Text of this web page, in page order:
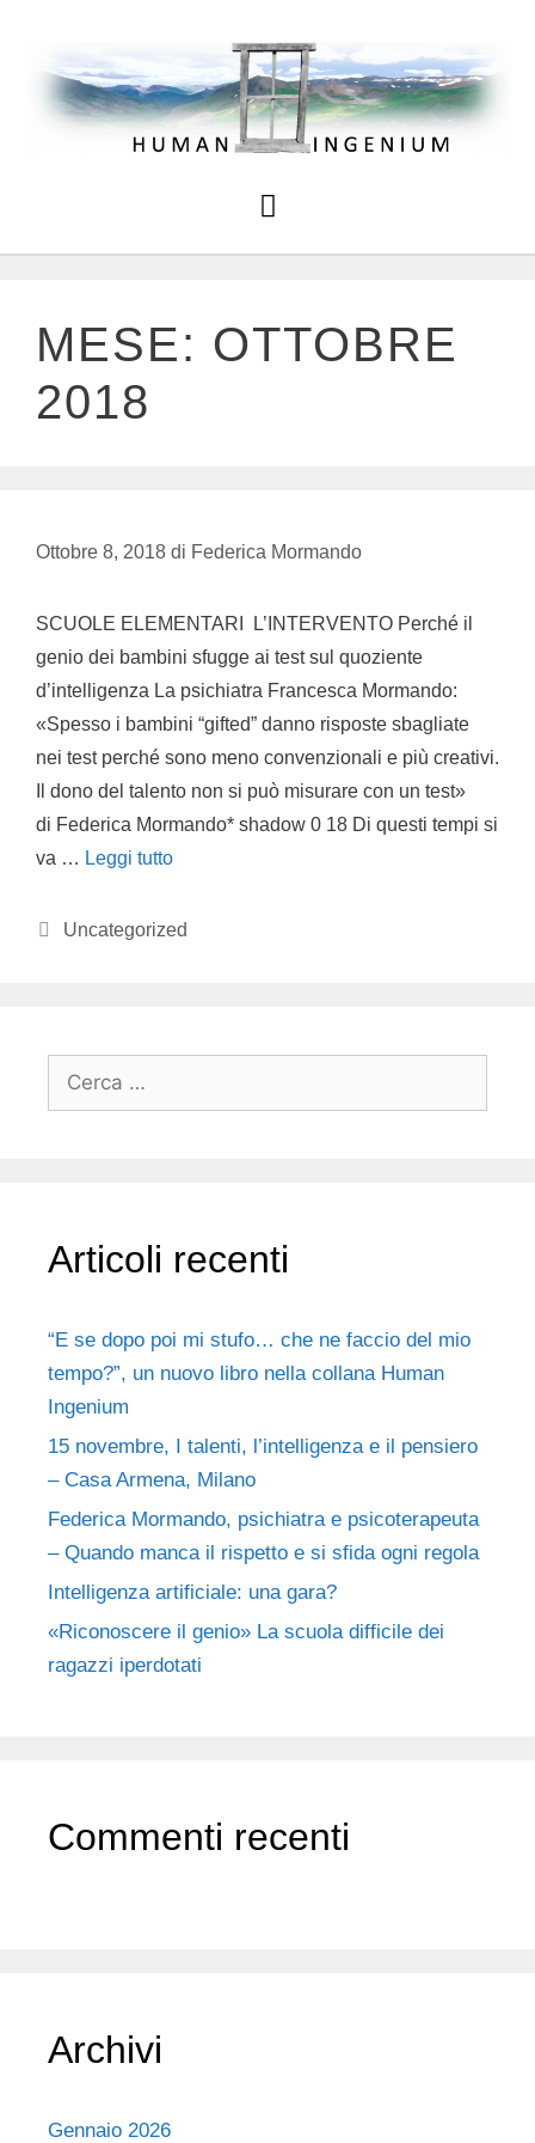
MESE: OTTOBRE
2018
Ottobre 8, 2018 di Federica Mormando
SCUOLE ELEMENTARI L’INTERVENTO Perché il
genio dei bambini sfugge ai test sul quoziente
d’intelligenza La psichiatra Francesca Mormando:
«Spesso i bambini “gifted” danno risposte sbagliate
nei test perché sono meno convenzionali e più creativi.
Il dono del talento non si può misurare con un test»
di Federica Mormando* shadow 0 18 Di questi tempi si
va … Leggi tutto
Uncategorized
Articoli recenti
“E se dopo poi mi stufo… che ne faccio del mio
tempo?”, un nuovo libro nella collana Human
Ingenium
15 novembre, I talenti, l’intelligenza e il pensiero
– Casa Armena, Milano
Federica Mormando, psichiatra e psicoterapeuta
– Quando manca il rispetto e si sfida ogni regola
Intelligenza artificiale: una gara?
«Riconoscere il genio» La scuola difficile dei
ragazzi iperdotati
Commenti recenti
Archivi
Gennaio 2026